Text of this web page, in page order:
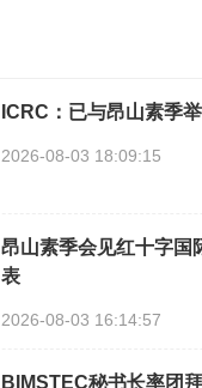
ICRC：已与昂山素季
2026-08-03 18:09:15
昂山素季会见红十字国
表
2026-08-03 16:14:57
BIMSTEC秘书长率团